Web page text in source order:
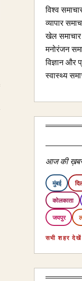
विश्व
व्यापार
खेल समाचार
मनोरंजन
विज्ञान और
स्वास्थ्य
आज की
मुंबई
कोलकाता
जयपुर
सभी शहर देखें